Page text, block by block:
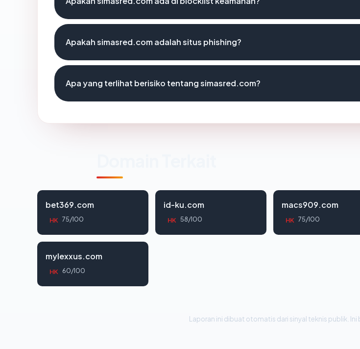
Apakah simasred.com adalah situs phishing?
Apa yang terlihat berisiko tentang simasred.com?
bet369.com
HK 75/100
id-ku.com
HK 58/100
macs909.com
HK 75/100
mylexxus.com
HK 60/100
Laporan ini dibuat otomatis dari sinyal teknis publik. Ini